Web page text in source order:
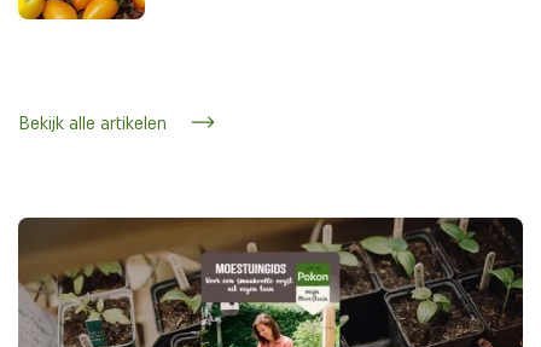
Bekijk alle artikelen